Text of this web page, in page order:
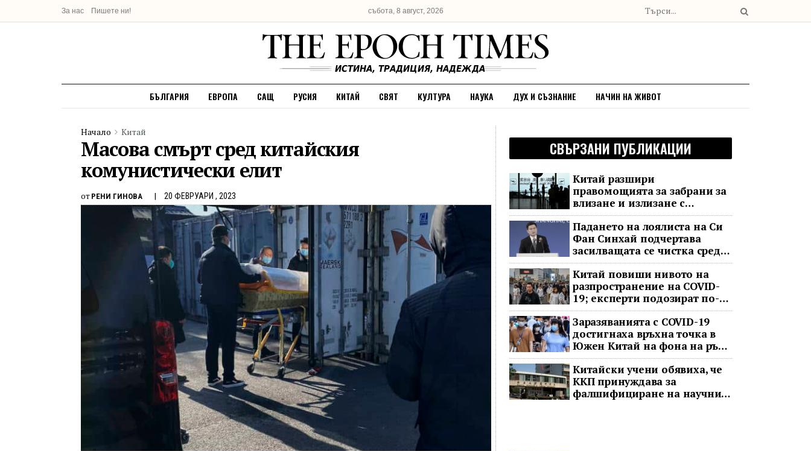
За нас Пишете ни! събота, 8 август, 2026
БЪЛГАРИЯ ЕВРОПА САЩ РУСИЯ КИТАЙ СВЯТ КУЛТУРА НАУКА ДУХ И СЪЗНАНИЕ НАЧИН НА ЖИВОТ
Начало Китай
Масова смърт сред китайския
комунистически елит
от РЕНИ ГИНОВА 20 ФЕВРУАРИ , 2023
СВЪРЗАНИ ПУБЛИКАЦИИ
Китай разшири
правомощията за забрани за
влизане и излизане с
всеобхватни нови правила
Падането на лоялиста на Си
Фан Синхай подчертава
засилващата се чистка сред
финансовия елит на Китай
Китай повиши нивото на
разпространение на COVID-
19; експерти подозират по-
тежка ситуация
Заразяванията с COVID-19
достигнаха връхна точка в
Южен Китай на фона на ръст
в цялата страна
Китайски учени обявиха, че
ККП принуждава за
фалшифициране на научни